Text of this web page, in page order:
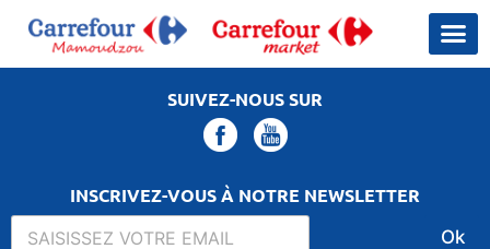
SUIVEZ-NOUS SUR
INSCRIVEZ-VOUS À NOTRE NEWSLETTER
Ok